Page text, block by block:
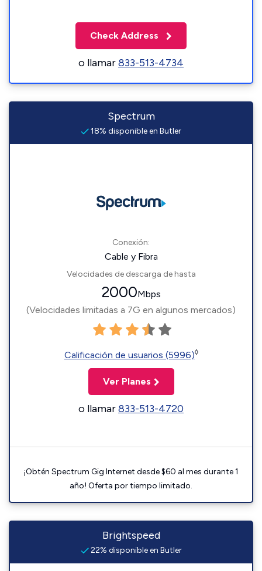
Check Address
o llamar833-513-4734
Spectrum
18% disponible en Butler
Conexión:
Cable y Fibra
Velocidades de descarga de hasta
2000Mbps
(Velocidades limitadas a 7G en algunos mercados)
Calificación de usuarios (5996)◊
Ver Planes
o llamar833-513-4720
¡Obtén Spectrum Gig Internet desde $60 al mes durante 1
año! Oferta por tiempo limitado.
Brightspeed
22% disponible en Butler